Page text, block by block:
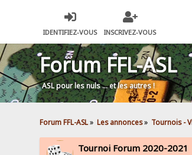
IDENTIFIEZ-VOUS INSCRIVEZ-VOUS
Forum FFL-ASL
ASL pour les nuls … et les autres !
Forum FFL-ASL» Les annonces» Tournois -
Tournoi Forum 2020-2021